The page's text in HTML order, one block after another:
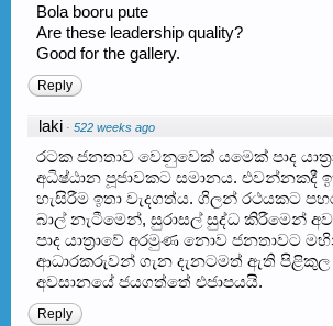
Bola booru pute
Are these leadership quality?
Good for the gallery.
Reply
laki · 522 weeks ago
රටක ජනතාව වෙනුවෙක් යමෙක් පාද
අධිෂ්ඨාන පූජාවකට සමානය. එවන්නකදී
හැසිරීම ඉතා වැදගත්ය. ගිලන් රථයකට
බාල් නැටීමෙන්, සුරාසල් සුද්ධ කිරීමෙන්
පාද යාත්‍රාවේ අරමුණ නොව ජනතාවට
ආධාරකරුවන් ගැන දැනටමත් ඇති පිළිකුල
අවසානයේ ජයගත්තේ එජාපයයි.
Reply